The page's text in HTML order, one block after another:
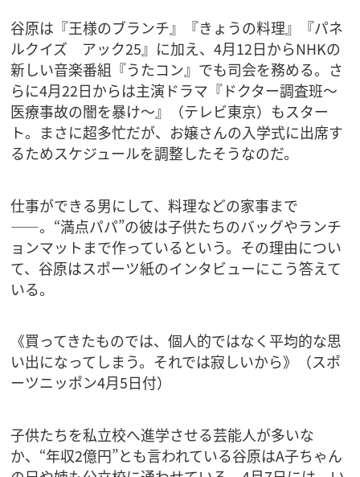
谷原は『王様のブランチ』『きょうの料理』『パネ
ルクイズ アック25』に加え、4月12日からNHKの
新しい音楽番組『うたコン』でも司会を務める。さ
らに4月22日からは主演ドラマ『ドクター調査班～
医療事故の闇を暴け～』（テレビ東京）もスター
ト。まさに超多忙だが、お嬢さんの入学式に出席す
るためスケジュールを調整したそうなのだ。
仕事ができる男にして、料理などの家事まで
――。“満点パパ”の彼は子供たちのバッグやランチ
ョンマットまで作っているという。その理由につい
て、谷原はスポーツ紙のインタビューにこう答えて
いる。
《買ってきたものでは、個人的ではなく平均的な思
い出になってしまう。それでは寂しいから》（スポ
ーツニッポン4月5日付）
子供たちを私立校へ進学させる芸能人が多いな
か、“年収2億円”とも言われている谷原はA子ちゃん